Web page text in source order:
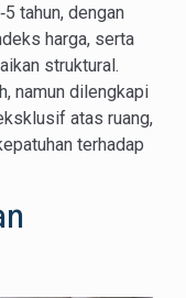
tahun, dengan
harga, serta
struktural.
namun dilengkapi
atas ruang,
terhadap